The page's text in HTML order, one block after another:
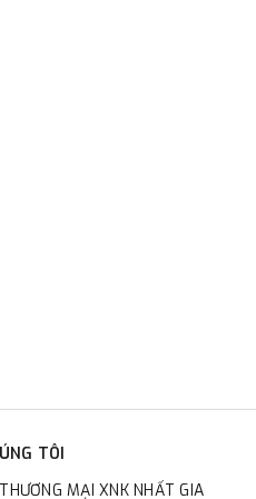
TÔI
MẠI XNK NHẤT GIA